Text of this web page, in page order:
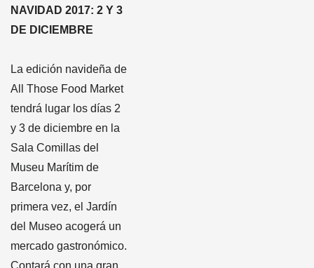
NAVIDAD 2017: 2 Y 3
DE DICIEMBRE
La edición navideña de
All Those Food Market
tendrá lugar los días 2
y 3 de diciembre en la
Sala Comillas del
Museu Marítim de
Barcelona y, por
primera vez, el Jardín
del Museo acogerá un
mercado gastronómico.
Contará con una gran